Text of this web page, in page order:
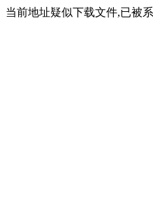
当前地址疑似下载文件,已被